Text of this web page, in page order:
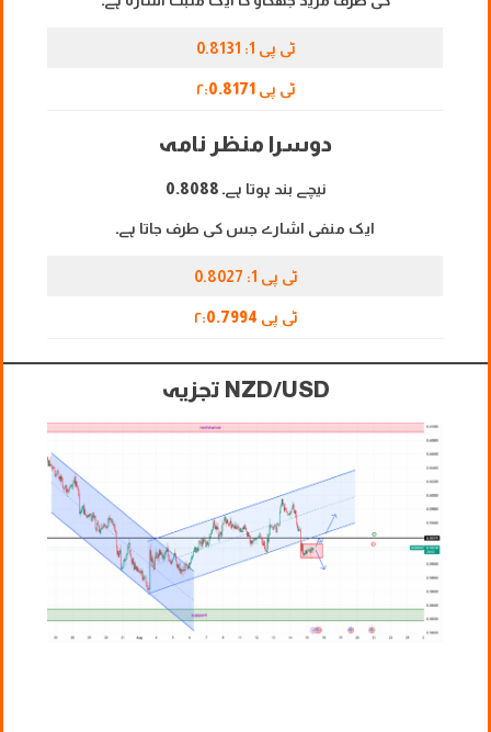
ٹی پی 1: 0.8131
ٹی پی ۲:0.8171
دوسرا منظر نامہ
نیچے بند ہوتا ہے۔ 0.8088
ایک منفی اشارے جس کی طرف جاتا ہے۔
ٹی پی 1: 0.8027
ٹی پی ۲: 0.7994
NZD/USD تجزیہ